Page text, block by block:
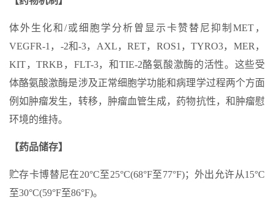
体外生化和/或细胞学分析曽显示卡赞替尼抑制MET，
VEGFR-1，-2和-3，AXL，RET，ROS1，TYRO3，MER，
KIT，TRKB，FLT-3，和TIE-2酪氨酸激酶的活性。这些受
体酪氨酸激酶是涉及正常细胞学功能和病理学过程两个方面
例如肿瘤发生，转移，肿瘤血管生成，药物抗性，和肿瘤慰
环境的维持。
【药品储存】
贮存卡博替尼在20°C至25°C(68°F至77°F)；外出允许从15°C
至30°C(59°F至86°F)。